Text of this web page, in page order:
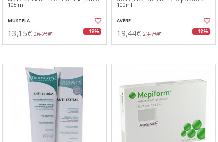
105 ml
MUSTELA
13,15€ 16,20€ - 19%
100ml
AVÈNE
19,44€ 23,79€ - 18%